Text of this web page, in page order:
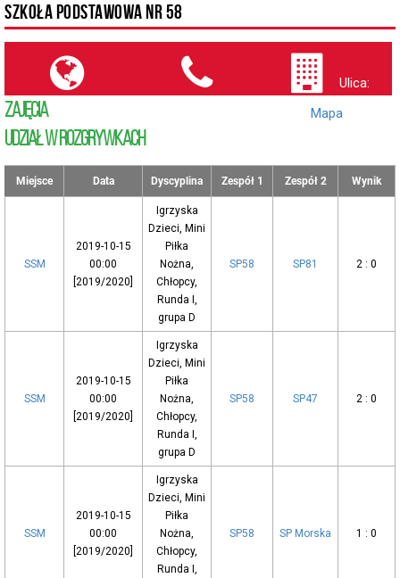
SZKOŁA PODSTAWOWA NR 58
Ulica:
(Mapa
ZAJĘCIA
UDZIAŁ W ROZGRYWKACH
Miejsce Data Dyscyplina Zespół 1 Zespół 2 Wynik
SSM
2019-10-15
00:00
[2019/2020]
Igrzyska
Dzieci, Mini
Piłka
Nożna,
Chłopcy,
Runda I,
grupa D
SP58 SP81 2 : 0
SSM
2019-10-15
00:00
[2019/2020]
Igrzyska
Dzieci, Mini
Piłka
Nożna,
Chłopcy,
Runda I,
grupa D
SP58 SP47 2 : 0
SSM
2019-10-15
00:00
[2019/2020]
Igrzyska
Dzieci, Mini
Piłka
Nożna,
Chłopcy,
Runda I,
SP58 SP Morska 1 : 0